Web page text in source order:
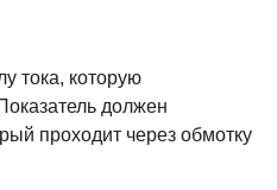
тока, которую
должен
проходит через обмотку